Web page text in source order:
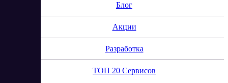
Блог
Акции
Разработка
ТОП 20 Сервисов